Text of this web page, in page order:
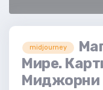
midjourney
Мире.
Миджорни